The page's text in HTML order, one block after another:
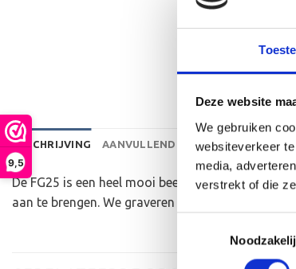
Deze website
We gebruiken
websiteverkeer
media,
verstrekt of die
9,5
BESCHRIJVING AANVULLENDE INFORMATIE
De FG25 is een heel mooi beeld die zeer
aan te brengen. We graveren de tekst